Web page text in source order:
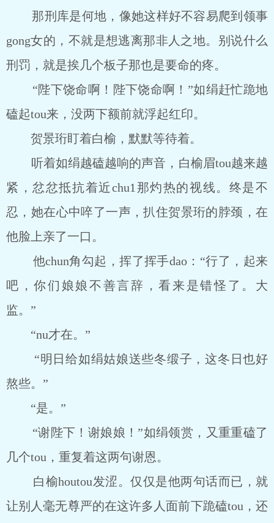
那刑库是何地，像她这样好不容易爬到领事
gong女的，不就是想逃离那非人之地。别说什么
刑罚，就是挨几个板子那也是要命的疼。
“陛下饶命啊！陛下饶命啊！”如绢赶忙跪地
磕起tou来，没两下额前就浮起红印。
贺景珩盯着白榆，默默等待着。
听着如绢越磕越响的声音，白榆眉tou越来越
紧，忿忿抵抗着近chu1那灼热的视线。终是不
忍，她在心中啐了一声，扒住贺景珩的脖颈，在
他脸上亲了一口。
他chun角勾起，挥了挥手dao：“行了，起来
吧，你们娘娘不善言辞，看来是错怪了。大
监。”
“nu才在。”
“明日给如绢姑娘送些冬缎子，这冬日也好
熬些。”
“是。”
“谢陛下！谢娘娘！”如绢领赏，又重重磕了
几个tou，重复着这两句谢恩。
白榆houtou发涩。仅仅是他两句话而已，就
让别人毫无尊严的在这许多人面前下跪磕tou，还